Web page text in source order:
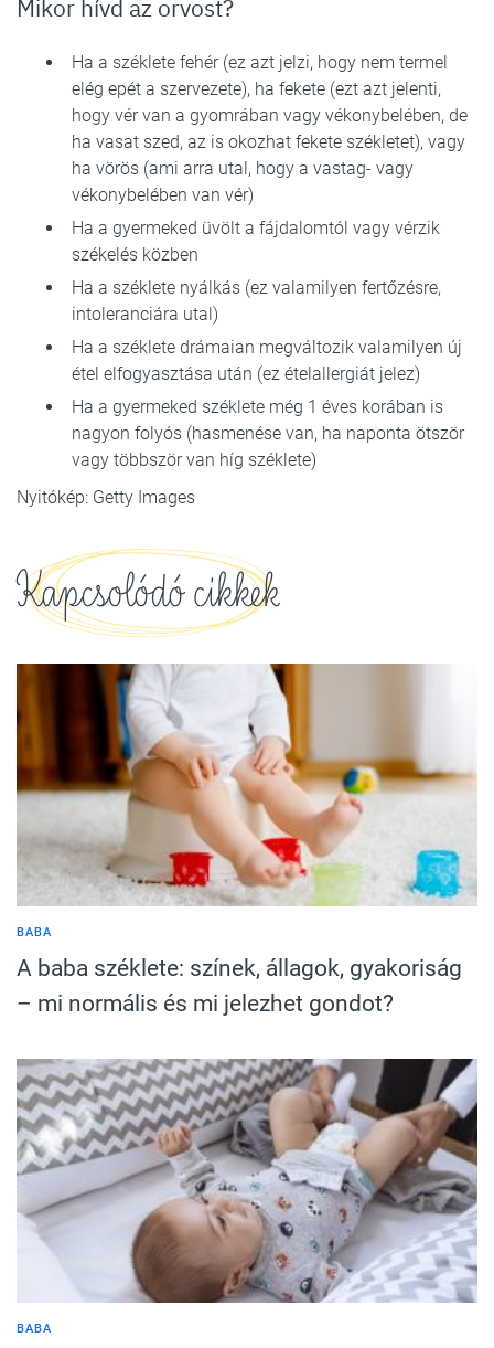
Mikor hívd az orvost?
Ha a széklete fehér (ez azt jelzi, hogy nem termel
elég epét a szervezete), ha fekete (ezt azt jelenti,
hogy vér van a gyomrában vagy vékonybelében, de
ha vasat szed, az is okozhat fekete székletet), vagy
ha vörös (ami arra utal, hogy a vastag- vagy
vékonybelében van vér)
Ha a gyermeked üvölt a fájdalomtól vagy vérzik
székelés közben
Ha a széklete nyálkás (ez valamilyen fertőzésre,
intoleranciára utal)
Ha a széklete drámaian megváltozik valamilyen új
étel elfogyasztása után (ez ételallergiát jelez)
Ha a gyermeked széklete még 1 éves korában is
nagyon folyós (hasmenése van, ha naponta ötször
vagy többször van híg széklete)
Nyitókép: Getty Images
Kapcsolódó cikkek
BABA
A baba széklete: színek, állagok, gyakoriság
– mi normális és mi jelezhet gondot?
BABA